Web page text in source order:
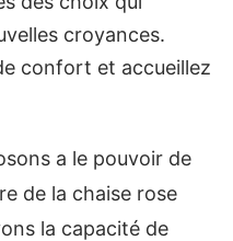
croyances.
confort et accueillez
a le pouvoir de
de la chaise rose
la capacité de